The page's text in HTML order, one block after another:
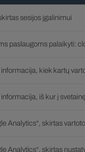
sesijos įgalinimui
paslaugoms palaikyti:
kiek kartų
iš kur į
Analytics“, skirtas
Analytics“, skirtas